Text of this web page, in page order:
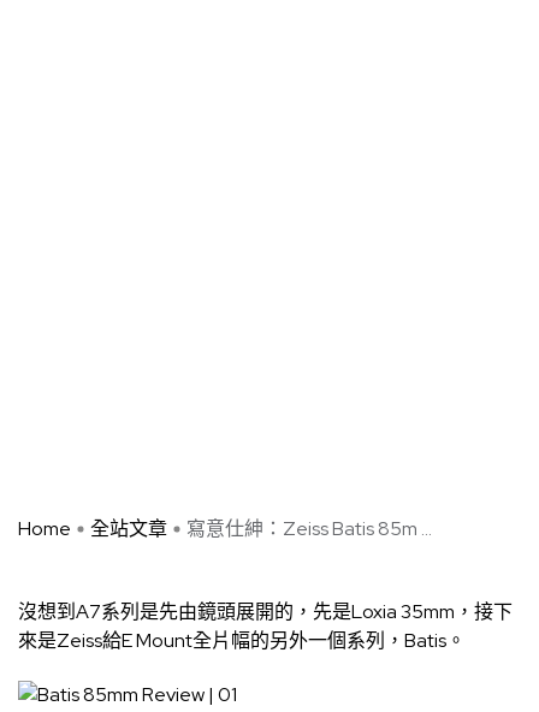
Home 全站文章 寫意仕紳：Zeiss Batis 85m ...
沒想到A7系列是先由鏡頭展開的，先是Loxia 35mm，接下
來是Zeiss給E Mount全片幅的另外一個系列，Batis。